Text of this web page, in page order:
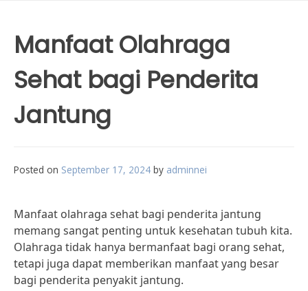
Manfaat Olahraga
Sehat bagi Penderita
Jantung
Posted on September 17, 2024 by adminnei
Manfaat olahraga sehat bagi penderita jantung
memang sangat penting untuk kesehatan tubuh kita.
Olahraga tidak hanya bermanfaat bagi orang sehat,
tetapi juga dapat memberikan manfaat yang besar
bagi penderita penyakit jantung.